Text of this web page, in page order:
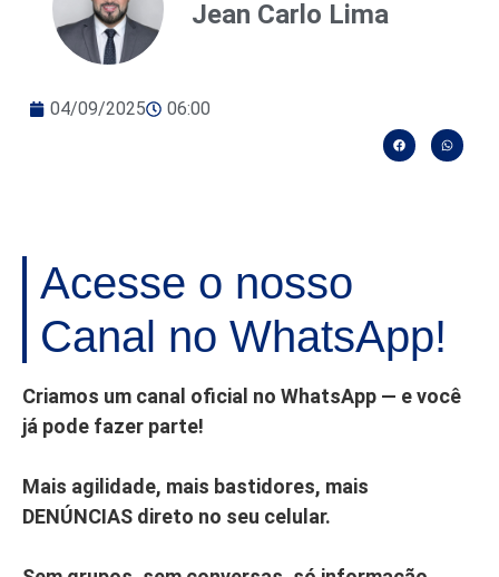
Jean Carlo Lima
04/09/2025 06:00
Acesse o nosso
Canal no WhatsApp!
Criamos um canal oficial no WhatsApp — e você
já pode fazer parte!
Mais agilidade, mais bastidores, mais
DENÚNCIAS direto no seu celular.